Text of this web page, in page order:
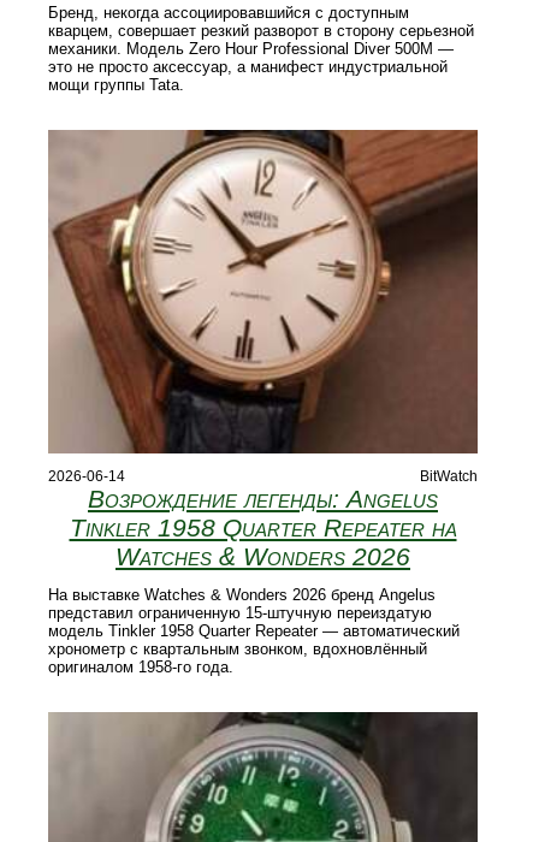
Бренд, некогда ассоциировавшийся с доступным
кварцем, совершает резкий разворот в сторону серьезной
механики. Модель Zero Hour Professional Diver 500M —
это не просто аксессуар, а манифест индустриальной
мощи группы Tata.
2026-06-14 BitWatch
Возрождение легенды: Angelus
Tinkler 1958 Quarter Repeater на
Watches & Wonders 2026
На выставке Watches & Wonders 2026 бренд Angelus
представил ограниченную 15‑штучную переиздатую
модель Tinkler 1958 Quarter Repeater — автоматический
хронометр с квартальным звонком, вдохновлённый
оригиналом 1958‑го года.